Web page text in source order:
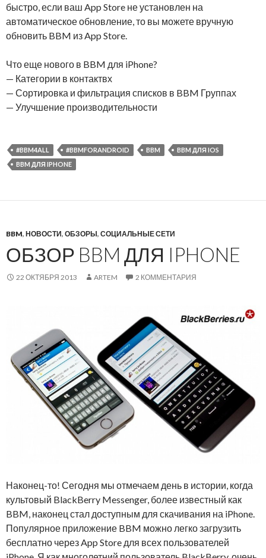
быстро, если ваш App Store не установлен на
автоматическое обновление, то вы можете вручную
обновить BBM из App Store.
Что еще нового в BBM для iPhone?
— Категории в контактвх
— Сортировка и фильтрация списков в BBM Группах
— Улучшение производительности
#BBM4ALL #BBMFORANDROID BBM
BBM ДЛЯ IOS
BBM ДЛЯ IPHONE
BBM, НОВОСТИ, ОБЗОРЫ, СОЦИАЛЬНЫЕ СЕТИ
ОБЗОР BBM ДЛЯ IPHONE
22 ОКТЯБРЯ 2013 ARTEM 2 КОММЕНТАРИЯ
Наконец-то! Сегодня мы отмечаем день в истории, когда
культовый BlackBerry Messenger, более известный как
BBM, наконец стал доступным для скачивания на iPhone.
Популярное приложение BBM можно легко загрузить
бесплатно через App Store для всех пользователей